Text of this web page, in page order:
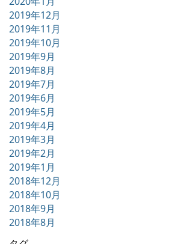
2019年12月
2019年11月
2019年10月
2019年9月
2019年8月
2019年7月
2019年6月
2019年5月
2019年4月
2019年3月
2019年2月
2019年1月
2018年12月
2018年10月
2018年9月
2018年8月